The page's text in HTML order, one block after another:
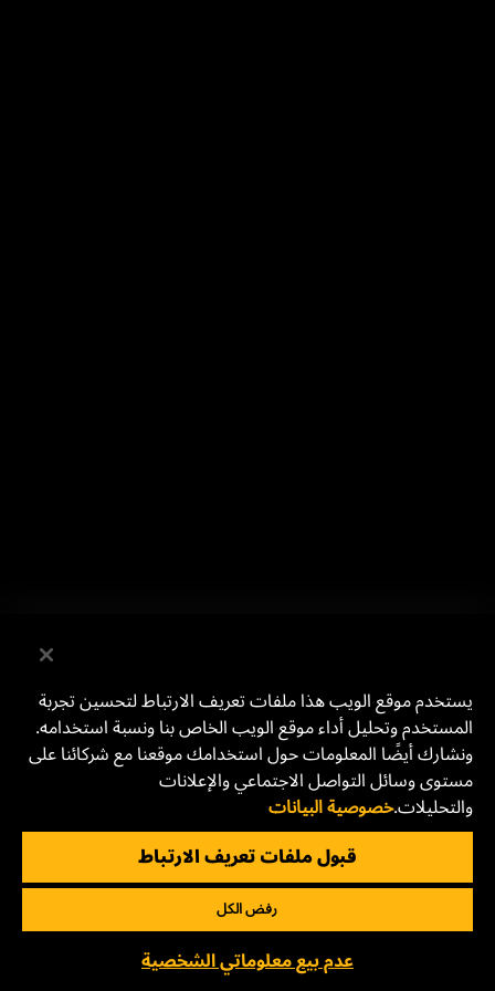
يستخدم موقع الويب هذا ملفات تعريف الارتباط لتحسين تجربة
المستخدم وتحليل أداء موقع الويب الخاص بنا ونسبة استخدامه.
ونشارك أيضًا المعلومات حول استخدامك موقعنا مع شركائنا على
مستوى وسائل التواصل الاجتماعي والإعلانات
والتحليلات.خصوصية البيانات
قبول ملفات تعريف الارتباط
رفض الكل
عدم بيع معلوماتي الشخصية